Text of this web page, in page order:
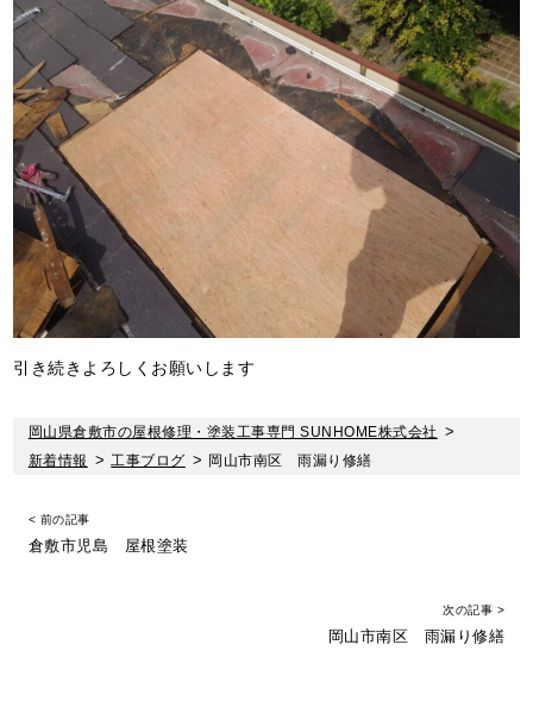
引き続きよろしくお願いします
岡山県倉敷市の屋根修理・塗装工事専門 SUNHOME株式会社 >
新着情報 >工事ブログ > 岡山市南区 雨漏り修繕
< 前の記事
倉敷市児島 屋根塗装
次の記事 >
岡山市南区 雨漏り修繕